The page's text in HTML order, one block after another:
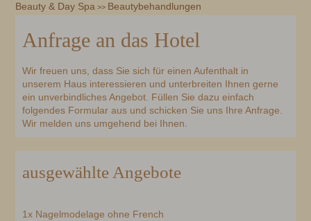
Beauty & Day Spa >> Beautybehandlungen
Anfrage an das Hotel
Wir freuen uns, dass Sie sich für einen Aufenthalt in
unserem Haus interessieren und unterbreiten Ihnen gerne
ein unverbindliches Angebot. Füllen Sie dazu einfach
folgendes Formular aus und schicken Sie uns Ihre Anfrage.
Wir melden uns umgehend bei Ihnen.
ausgewählte Angebote
1x Nagelmodelage ohne French